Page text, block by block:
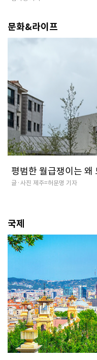
문화&라이프
평범한 월급쟁이는 왜
글·사진 제주=허문명 기자
국제